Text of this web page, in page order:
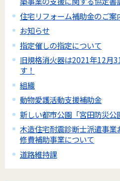
住宅リフォーム補助金のご案
お知らせ
指定催しの指定について
旧規格消火器は2021年12月
す！
組織
動物愛護活動支援補助金
新しい都市公園「宮田防災公
木造住宅耐震診断士派遣事
修費補助事業について
道路維持課